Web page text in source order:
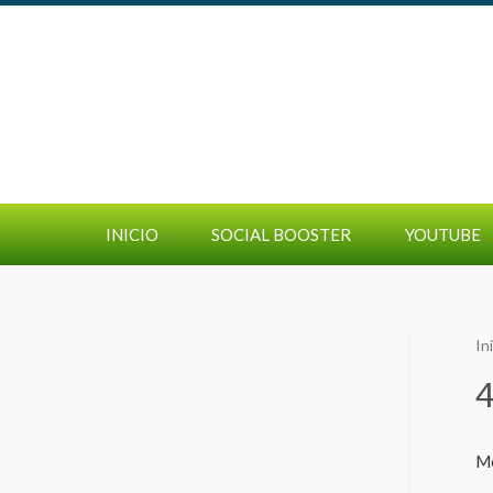
INICIO SOCIAL BOOSTER YOUTUBE